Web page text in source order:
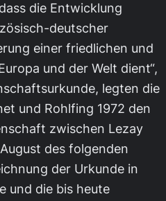
die Entwicklung
deutscher
einer friedlichen und
und der Welt dient“,
legten die
und Rohlfing 1972 den
zwischen Lezay
des folgenden
der Urkunde in
und die bis heute